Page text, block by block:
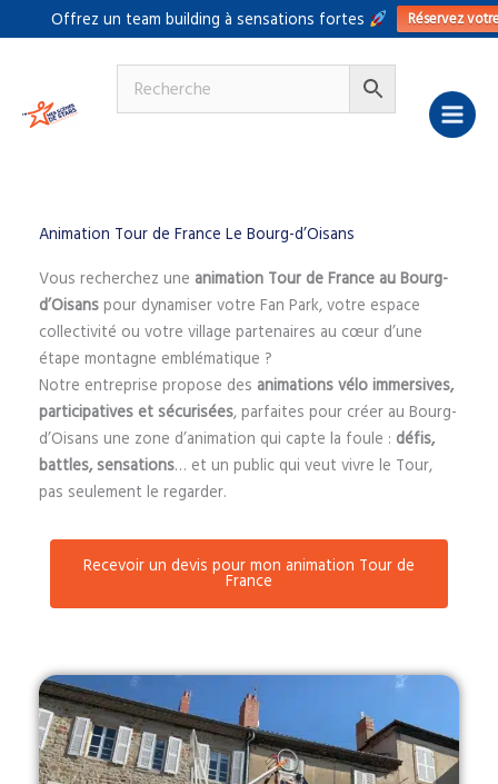
Offrez un team building à sensations fortes Réservez
au
Animation Tour de France Le Bourg-d’Oisans
Vous recherchez une animation Tour de France au Bourg-
d’Oisans pour dynamiser votre Fan Park, votre espace
collectivité ou votre village partenaires au cœur d’une
étape montagne emblématique ?
Notre entreprise propose des animations vélo immersives,
participatives et sécurisées, parfaites pour créer au Bourg-
d’Oisans une zone d’animation qui capte la foule : défis,
battles, sensations… et un public qui veut vivre le Tour,
pas seulement le regarder.
Recevoir un devis pour mon animation Tour de
France